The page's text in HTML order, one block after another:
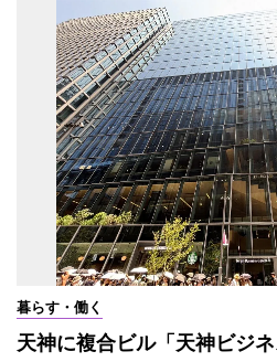
暮らす・働く
天神に複合ビル「天神ビジ